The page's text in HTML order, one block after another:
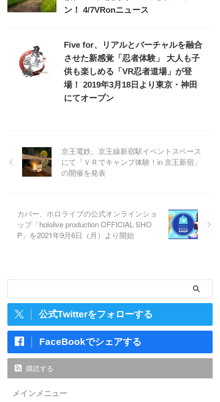
ン！ 4/7VRonニュース
Five for、リアルとバーチャルを融合
させた新感覚「忍者体験」 大人も子
供も楽しめる「VR忍者道場」が登
場！ 2019年3月18日より東京・神田
にてオープン
京王電鉄、京王線新宿駅イベントスペース
にて「ＶＲでキャンプ体験！in 京王新宿」
の開催を発表
カバー、ホロライブの公式オンラインショ
ップ「hololive production OFFICIAL SHO
P」を2021年9月6日（月）より開始
公式Twitterをフォローする
FaceBookでシェアする
購読する
メインメニュー